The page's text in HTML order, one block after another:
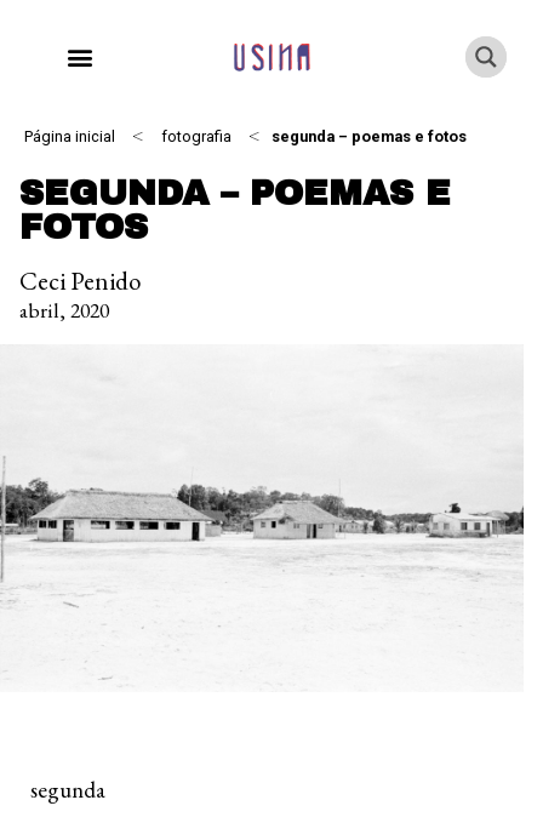
Página inicial < fotografia < segunda – poemas e fotos
SEGUNDA – POEMAS E
FOTOS
Ceci Penido
abril, 2020
segunda